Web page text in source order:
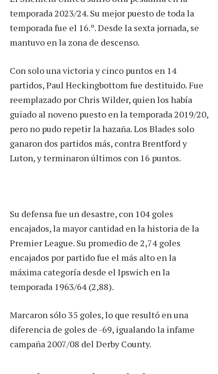
temporada 2023/24. Su mejor puesto de toda la
temporada fue el 16.º. Desde la sexta jornada, se
mantuvo en la zona de descenso.
Con solo una victoria y cinco puntos en 14
partidos, Paul Heckingbottom fue destituido. Fue
reemplazado por Chris Wilder, quien los había
guiado al noveno puesto en la temporada 2019/20,
pero no pudo repetir la hazaña. Los Blades solo
ganaron dos partidos más, contra Brentford y
Luton, y terminaron últimos con 16 puntos.
Su defensa fue un desastre, con 104 goles
encajados, la mayor cantidad en la historia de la
Premier League. Su promedio de 2,74 goles
encajados por partido fue el más alto en la
máxima categoría desde el Ipswich en la
temporada 1963/64 (2,88).
Marcaron sólo 35 goles, lo que resultó en una
diferencia de goles de -69, igualando la infame
campaña 2007/08 del Derby County.